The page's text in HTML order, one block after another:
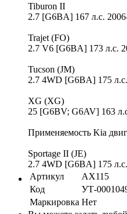
Tiburon II
2.7 [G6BA] 167 л.с.
Trajet (FO)
2.7 V6 [G6BA] 173 л.с.
Tucson (JM)
2.7 4WD [G6BA] 175
XG (XG)
25 [G6BV; G6AV] 163
Применяемость Kia
Sportage II (JE)
2.7 4WD [G6BA] 175
Артикул
AX115
Код
УТ-
Маркировка Нет